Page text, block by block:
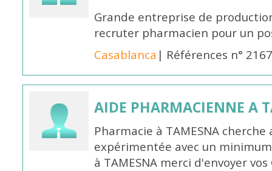
Grande entreprise de
recruter pharmacien pour un
Casablanca | Références n°
AIDE PHARMACIENNE A
Pharmacie à TAMESNA
expérimentée avec un
à TAMESNA merci d'envoyer